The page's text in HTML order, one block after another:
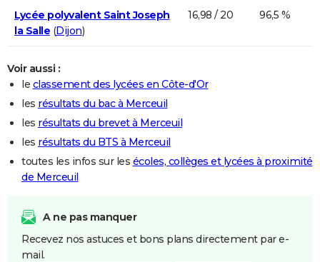
Lycée polyvalent Saint Joseph
la Salle (Dijon)
16,98 / 20 96,5 %
Voir aussi :
le classement des lycées en Côte-d'Or
les résultats du bac à Merceuil
les résultats du brevet à Merceuil
les résultats du BTS à Merceuil
toutes les infos sur les écoles, collèges et lycées à proximité
de Merceuil
A ne pas manquer
Recevez nos astuces et bons plans directement par e-
mail.